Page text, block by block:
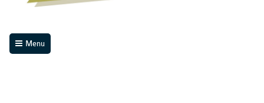
Menu